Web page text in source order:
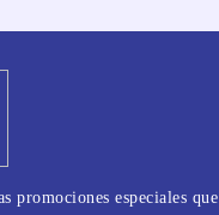
promociones especiales que